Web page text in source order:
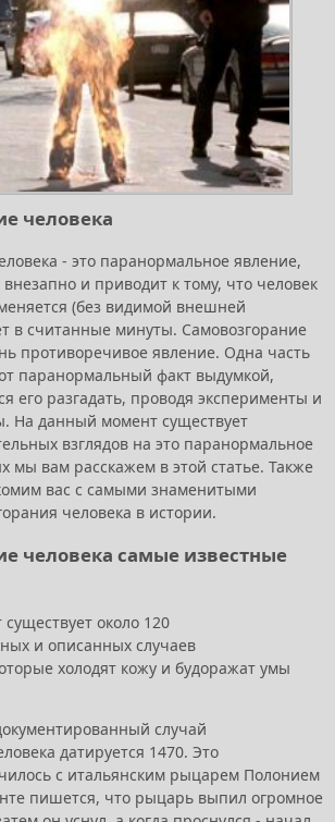
человека
- это паранормальное явление,
внезапно и приводит к тому, что человек
(без видимой внешней
в считанные минуты. Самовозгорание
противоречивое явление. Одна часть
паранормальный факт выдумкой,
его разгадать, проводя эксперименты и
На данный момент существует
взглядов на это паранормальное
мы вам расскажем в этой статье. Также
вас с самыми знаменитыми
человека в истории.
человека самые известные
около 120
и описанных случаев
холодят кожу и будоражат умы
случай
датируется 1470. Это
с итальянским рыцарем Полонием
пишется, что рыцарь выпил огромное